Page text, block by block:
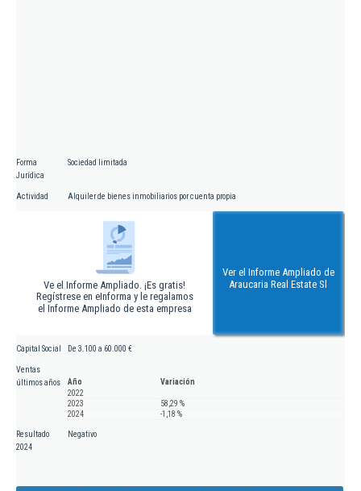
Forma
Jurídica
Sociedad limitada
Actividad Alquiler de bienes inmobiliarios por cuenta propia
Ve el Informe Ampliado. ¡Es gratis!
Regístrese en eInforma y le regalamos
el Informe Ampliado de esta empresa
Ver el Informe Ampliado de
Araucaria Real Estate Sl
Capital Social De 3.100 a 60.000 €
Ventas
últimos años
Año
Variación
2022
2023
58,29 %
2024
-1,18 %
Resultado
2024
Negativo